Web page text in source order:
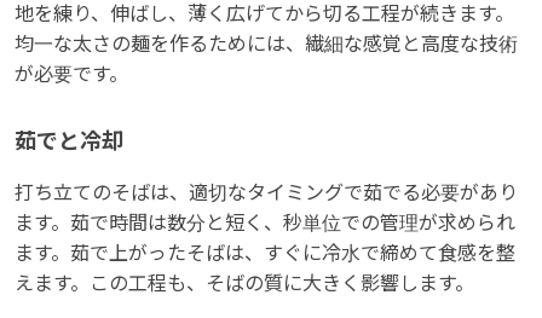
地を練り、伸ばし、薄く広げてから切る工程が続きます。
均一な太さの麺を作るためには、繊細な感覚と高度な技術
が必要です。
茹でと冷却
打ち立てのそばは、適切なタイミングで茹でる必要があり
ます。茹で時間は数分と短く、秒単位での管理が求められ
ます。茹で上がったそばは、すぐに冷水で締めて食感を整
えます。この工程も、そばの質に大きく影響します。